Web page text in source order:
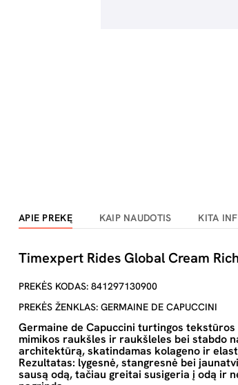
APIE PREKĘ KAIP NAUDOTIS KITA
Timexpert Rides Global Cream
PREKĖS KODAS: 841297130900
PREKĖS ŽENKLAS: GERMAINE DE CAPUCCINI
Germaine de Capuccini turtingos
mimikos raukšles ir raukšleles bei stabdo
architektūrą, skatindamas kolageno ir
Rezultatas: lygesnė, stangresnė bei
sausą odą, tačiau greitai susigeria į odą ir